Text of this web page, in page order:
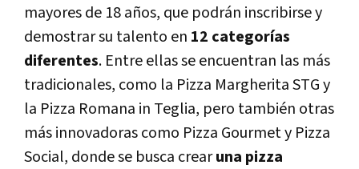
mayores de 18 años, que podrán inscribirse y
demostrar su talento en 12 categorías
diferentes. Entre ellas se encuentran las más
tradicionales, como la Pizza Margherita STG y
la Pizza Romana in Teglia, pero también otras
más innovadoras como Pizza Gourmet y Pizza
Social, donde se busca crearuna pizza